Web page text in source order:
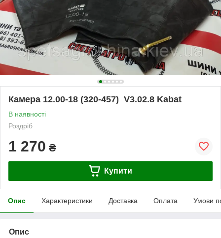
Камера 12.00-18 (320-457) V3.02.8 Kabat
В наявності
Роздріб
1 270 ₴
Купити
Опис Характеристики Доставка Оплата Умови
Опис